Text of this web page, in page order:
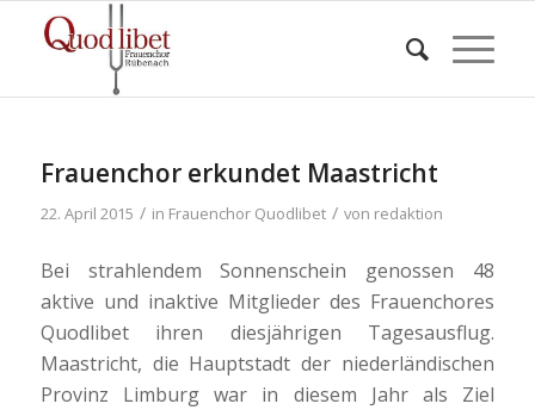
Frauenchor erkundet Maastricht
22. April 2015 / in Frauenchor Quodlibet / von redaktion
Bei strahlendem Sonnenschein genossen 48
aktive und inaktive Mitglieder des Frauenchores
Quodlibet ihren diesjährigen Tagesausflug.
Maastricht, die Hauptstadt der niederländischen
Provinz Limburg war in diesem Jahr als Ziel